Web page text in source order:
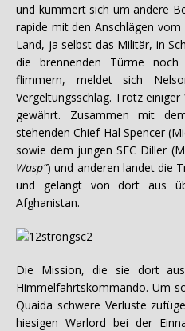
und kümmert sich um andere
rapide mit den Anschlägen
Land, ja selbst das Militär, in
die brennenden Türme noch
flimmern, meldet sich
Vergeltungsschlag. Trotz
gewährt. Zusammen mit
stehenden Chief Hal Spencer
sowie dem jungen SFC Diller
Wasp”) und anderen landet die
und gelangt von dort aus
Afghanistan.
Die Mission, die sie dort
Himmelfahrtskommando. Um
Quaida schwere Verluste
hiesigen Warlord bei der